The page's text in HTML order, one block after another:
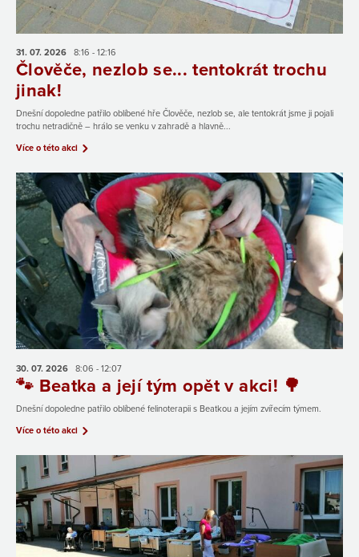
31. 07. 2026 8:16 - 12:16
Člověče, nezlob se... tentokrát trochu
jinak!
Dnešní dopoledne patřilo oblíbené hře Člověče, nezlob se, ale tentokrát jsme ji pojali
trochu netradičně – hrálo se venku v zahradě a hlavně...
Více o této akci
30. 07. 2026 8:06 - 12:07
🐾 Beatka a její tým opět v akci! 🌳
Dnešní dopoledne patřilo oblíbené felinoterapii s Beatkou a jejím zvířecím týmem.
Více o této akci